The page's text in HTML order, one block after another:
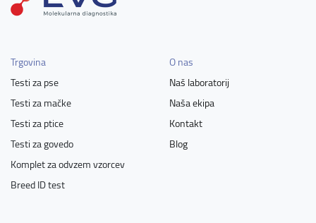
Trgovina
Testi za pse
Testi za mačke
Testi za ptice
Testi za govedo
Komplet za odvzem vzorcev
Breed ID test
O nas
Naš laboratorij
Naša ekipa
Kontakt
Blog